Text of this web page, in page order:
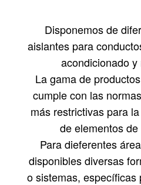
Disponemos de
aislantes para
acondicionado
La gama de
cumple con las
más restrictivas para
de elementos
Para dieferentes
disponibles diversas
o sistemas, específicas